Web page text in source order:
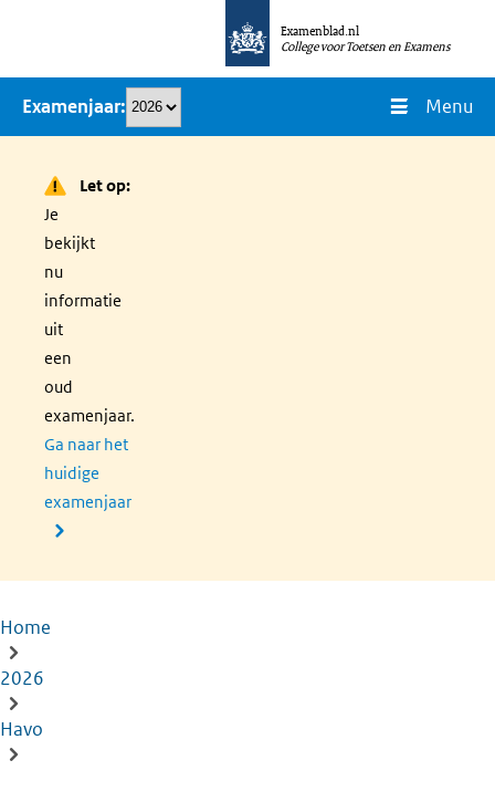
naar
inhoud
Examenblad.nl
College voor Toetsen en Examens
Examenjaar Menu
Let op:
Je
bekijkt
nu
informatie
uit
een
oud
examenjaar.
Ga naar het
huidige
examenjaar
Kruimelpad
Home
2026
Havo